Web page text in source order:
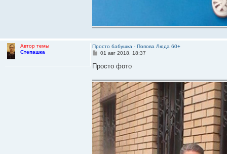
Автор темы
Степашка
Просто бабушка - Попова Люда 60+
С
о
е
н
и
е
01 авг 2018, 18:37
Просто фото